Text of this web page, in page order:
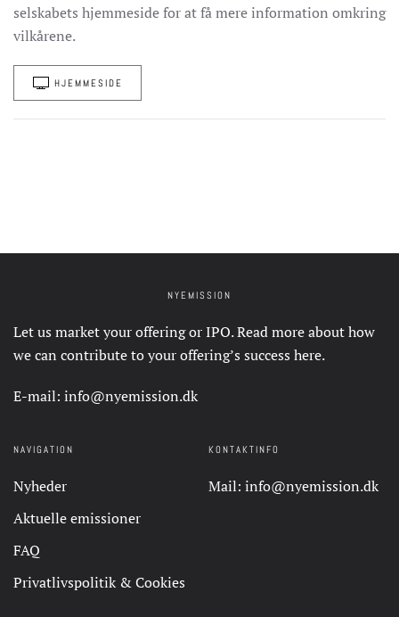
selskabets hjemmeside for at få mere information omkring
vilkårene.
HJEMMESIDE
NYEMISSION
Let us market your offering or IPO. Read more about how
we can contribute to your offering’s success here.
E-mail: info@nyemission.dk
NAVIGATION
Nyheder
Aktuelle emissioner
FAQ
Privatlivspolitik & Cookies
KONTAKTINFO
Mail: info@nyemission.dk